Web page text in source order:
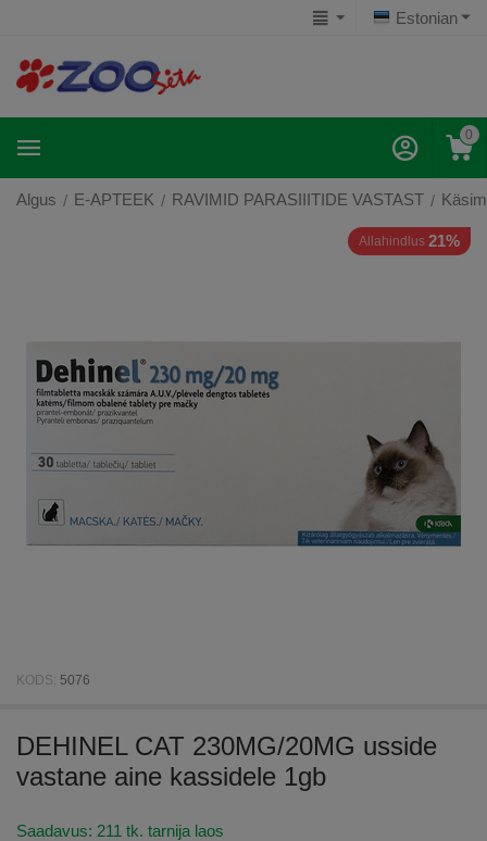
Estonian
0
Algus / E-APTEEK / RAVIMID PARASIIITIDE VASTAST /
Allahindlus 21%
KODS: 5076
DEHINEL CAT 230MG/20MG usside
vastane aine kassidele 1gb
Saadavus: 211 tk. tarnija laos